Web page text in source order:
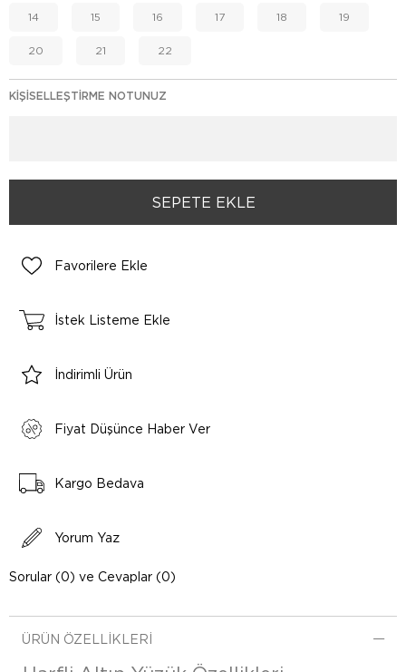
14 15 16 17 18 19
20 21 22
KIŞISELLEŞTIRME NOTUNUZ
Favorilere Ekle
İstek Listeme Ekle
İndirimli Ürün
Fiyat Düşünce Haber Ver
Kargo Bedava
Yorum Yaz
Sorular (0) ve Cevaplar (0)
ÜRÜN ÖZELLIKLERI